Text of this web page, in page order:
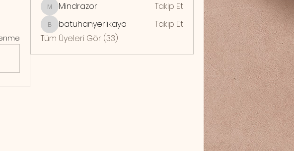
Mindrazor
Mindrazor Takip Et
batuhanyerlikaya
batuhanyerlikaya
Takip Et
Tüm Üyeleri Gör (33)